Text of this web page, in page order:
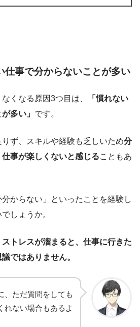
事で分からないことが多い
くなる原因3つ目は、
「慣れない
多い」 です。
ず、スキルや経験も乏しいため分
事が楽しくないと感じることもあ
分からない」といったことを経験し
しょうか。
トレスが溜まると、仕事に行きた
ではありません。
、ただ質問をしても
れない場合もあるよ